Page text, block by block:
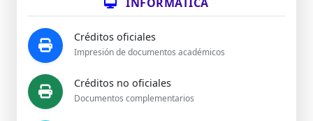
Créditos oficiales
Impresión de documentos académicos
Créditos no oficiales
Documentos complementarios